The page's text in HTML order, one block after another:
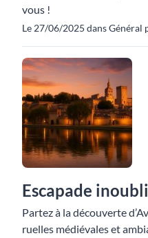
vous !
Le 27/06/2025 dans Général
Escapade
Partez à la découverte
ruelles médiévales et